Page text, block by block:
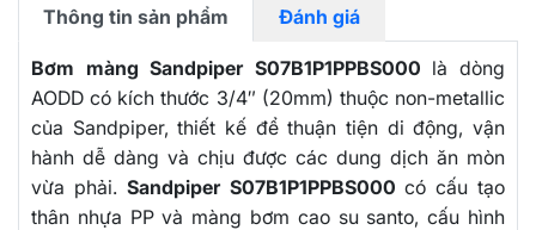
Thông tin sản phẩm Đánh giá
Bơm màng Sandpiper S07B1P1PPBS000 là dòng
AODD có kích thước 3/4″ (20mm) thuộc non-metallic
của Sandpiper, thiết kế để thuận tiện di động, vận
hành dễ dàng và chịu được các dung dịch ăn mòn
vừa phải. Sandpiper S07B1P1PPBS000 có cấu tạo
thân nhựa PP và màng bơm cao su santo, cấu hình